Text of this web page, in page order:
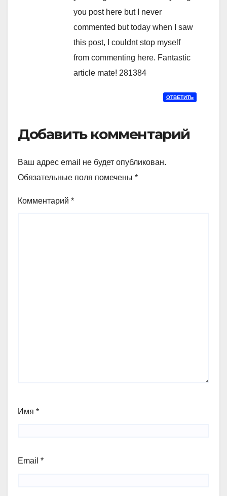
you post here but I never
commented but today when I saw
this post, I couldnt stop myself
from commenting here. Fantastic
article mate! 281384
ОТВЕТИТЬ
Добавить комментарий
Ваш адрес email не будет опубликован.
Обязательные поля помечены *
Комментарий *
Имя *
Email *